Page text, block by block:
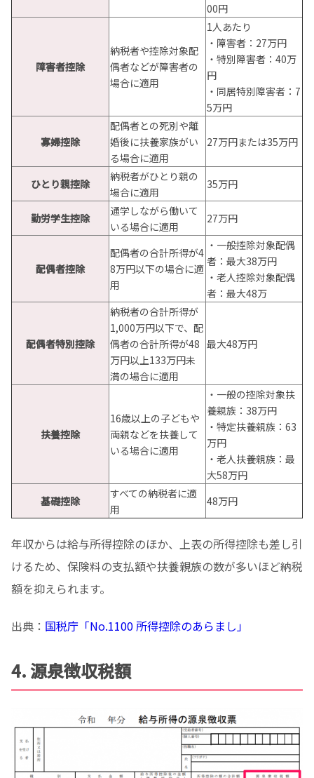
00円
障害者控除
納税者や控除対象配
偶者などが障害者の
場合に適用
1人あたり
・障害者：27万円
・特別障害者：40万
円
・同居特別障害者：7
5万円
寡婦控除
配偶者との死別や離
婚後に扶養家族がい
る場合に適用
27万円または35万円
ひとり親控除
納税者がひとり親の
場合に適用
35万円
勤労学生控除
通学しながら働いて
いる場合に適用
27万円
配偶者控除
配偶者の合計所得が4
8万円以下の場合に適
用
・一般控除対象配偶
者：最大38万円
・老人控除対象配偶
者：最大48万
配偶者特別控除
納税者の合計所得が
1,000万円以下で、配
偶者の合計所得が48
万円以上133万円未
満の場合に適用
最大48万円
扶養控除
16歳以上の子どもや
両親などを扶養して
いる場合に適用
・一般の控除対象扶
養親族：38万円
・特定扶養親族：63
万円
・老人扶養親族：最
大58万円
基礎控除
すべての納税者に適
用
48万円
年収からは給与所得控除のほか、上表の所得控除も差し引
けるため、保険料の支払額や扶養親族の数が多いほど納税
額を抑えられます。
出典： 国税庁「No.1100 所得控除のあらまし」
4. 源泉徴収税額